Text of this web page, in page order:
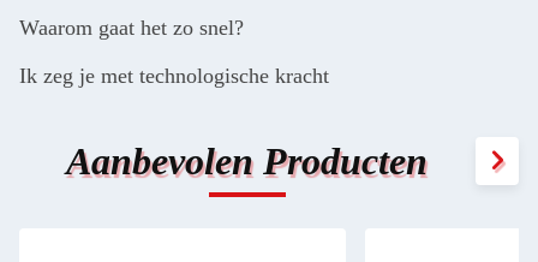
Waarom gaat het zo snel?
Ik zeg je met technologische kracht
Aanbevolen Producten